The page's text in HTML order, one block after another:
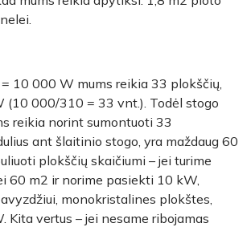
10 000 W mums reikia 33 plokščių,
(10 000/310 = 33 vnt.). Todėl stogo
reikia norint sumontuoti 33
ant šlaitinio stogo, yra maždaug 60
plokščių skaičiumi – jei turime
60 m2 ir norime pasiekti 10 kW,
monokristalines plokštes,
Kita vertus – jei nesame ribojamas